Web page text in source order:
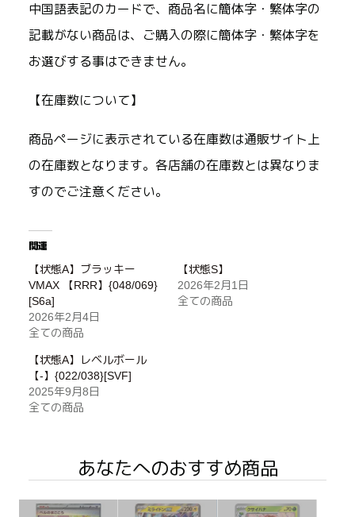
中国語表記のカードで、商品名に簡体字・繁体字の
記載がない商品は、ご購入の際に簡体字・繁体字を
お選びする事はできません。
【在庫数について】
商品ページに表示されている在庫数は通販サイト上
の在庫数となります。各店舗の在庫数とは異なりま
すのでご注意ください。
関連
【状態A】ブラッキー
VMAX 【RRR】{048/069}
[S6a]
2026年2月4日
全ての商品
【状態S】
2026年2月1日
全ての商品
【状態A】レベルボール
【-】{022/038}[SVF]
2025年9月8日
全ての商品
あなたへのおすすめ商品